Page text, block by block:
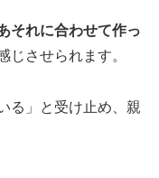
それに合わせて作っ
じさせられます。
る」と受け止め、親